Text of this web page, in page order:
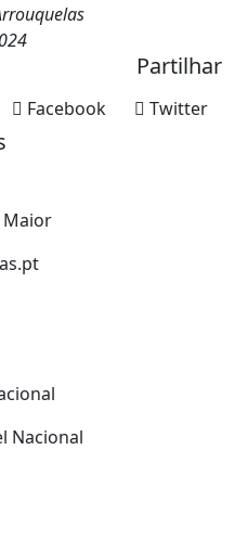
Partilhar
Twitter
Facebook
Maior
Nacional